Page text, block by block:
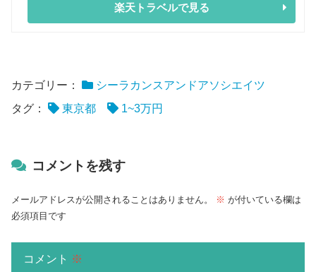
楽天トラベルで見る
カテゴリー：
シーラカンスアンドアソシエイツ
タグ：
東京都 1~3万円
コメントを残す
メールアドレスが公開されることはありません。 ※ が付いている欄は
必須項目です
コメント ※